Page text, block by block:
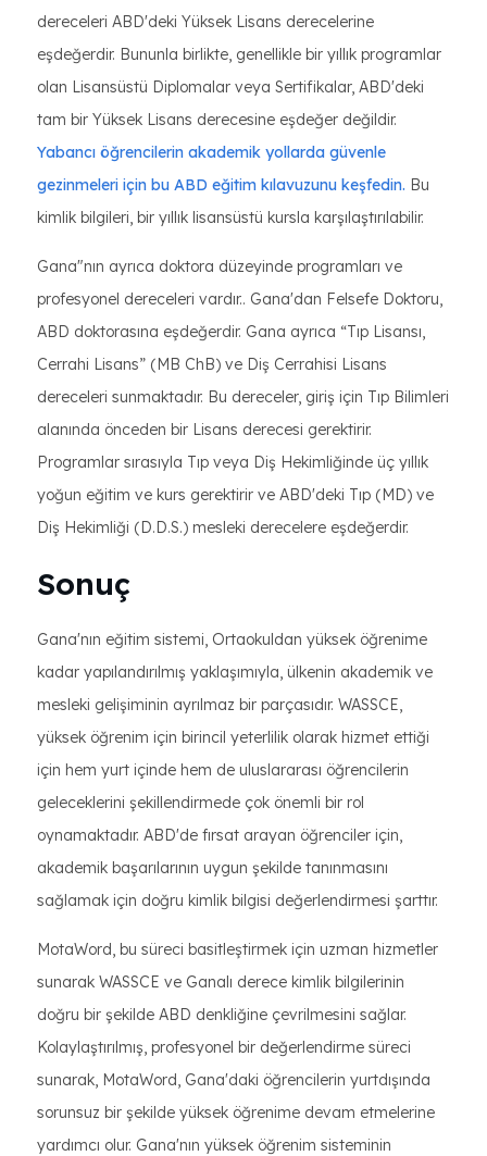
dereceleri ABD'deki Yüksek Lisans derecelerine
eşdeğerdir. Bununla birlikte, genellikle bir yıllık programlar
olan Lisansüstü Diplomalar veya Sertifikalar, ABD'deki
tam bir Yüksek Lisans derecesine eşdeğer değildir.
Yabancı öğrencilerin akademik yollarda güvenle
gezinmeleri için bu ABD eğitim kılavuzunu keşfedin. Bu
kimlik bilgileri, bir yıllık lisansüstü kursla karşılaştırılabilir.
Gana"nın ayrıca doktora düzeyinde programları ve
profesyonel dereceleri vardır.. Gana'dan Felsefe Doktoru,
ABD doktorasına eşdeğerdir. Gana ayrıca “Tıp Lisansı,
Cerrahi Lisans” (MB ChB) ve Diş Cerrahisi Lisans
dereceleri sunmaktadır. Bu dereceler, giriş için Tıp Bilimleri
alanında önceden bir Lisans derecesi gerektirir.
Programlar sırasıyla Tıp veya Diş Hekimliğinde üç yıllık
yoğun eğitim ve kurs gerektirir ve ABD'deki Tıp (MD) ve
Diş Hekimliği (D.D.S.) mesleki derecelere eşdeğerdir.
Sonuç
Gana'nın eğitim sistemi, Ortaokuldan yüksek öğrenime
kadar yapılandırılmış yaklaşımıyla, ülkenin akademik ve
mesleki gelişiminin ayrılmaz bir parçasıdır. WASSCE,
yüksek öğrenim için birincil yeterlilik olarak hizmet ettiği
için hem yurt içinde hem de uluslararası öğrencilerin
geleceklerini şekillendirmede çok önemli bir rol
oynamaktadır. ABD'de fırsat arayan öğrenciler için,
akademik başarılarının uygun şekilde tanınmasını
sağlamak için doğru kimlik bilgisi değerlendirmesi şarttır.
MotaWord, bu süreci basitleştirmek için uzman hizmetler
sunarak WASSCE ve Ganalı derece kimlik bilgilerinin
doğru bir şekilde ABD denkliğine çevrilmesini sağlar.
Kolaylaştırılmış, profesyonel bir değerlendirme süreci
sunarak, MotaWord, Gana'daki öğrencilerin yurtdışında
sorunsuz bir şekilde yüksek öğrenime devam etmelerine
yardımcı olur. Gana'nın yüksek öğrenim sisteminin